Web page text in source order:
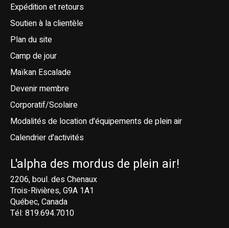
Expédition et retours
Soutien à la clientèle
Plan du site
Camp de jour
Maïkan Escalade
Devenir membre
Corporatif/Scolaire
Modalités de location d'équipements de plein air
Calendrier d'activités
L'alpha des mordus de plein air!
2206, boul. des Chenaux
Trois-Rivières, G9A 1A1
Québec, Canada
Tél: 819.694.7010